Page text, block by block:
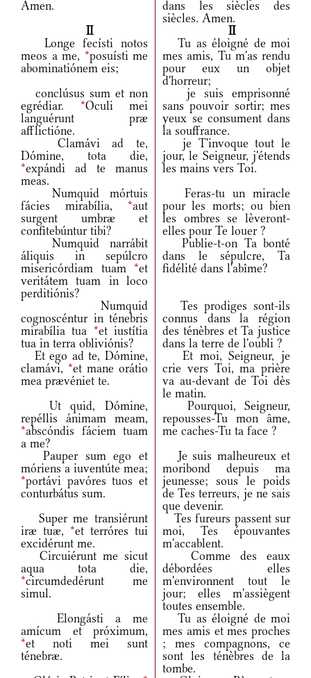
Amen.
dans les siècles des
siècles. Amen.
II
II
Longe fecísti notos
meos a me, *posuísti me
abominatiónem eis;
Tu as éloigné de moi
mes amis, Tu m'as rendu
pour eux un objet
d'horreur;
conclúsus sum et non
egrédiar. *Oculi mei
languérunt præ
afflictióne.
je suis emprisonné
sans pouvoir sortir; mes
yeux se consument dans
la souffrance.
Clamávi ad te,
Dómine, tota die,
*expándi ad te manus
meas.
je T'invoque tout le
jour, le Seigneur, j'étends
les mains vers Toi.
Numquid mórtuis
fácies mirabília, *aut
surgent umbræ et
confitebúntur tibi?
Feras-tu un miracle
pour les morts; ou bien
les ombres se lèveront-
elles pour Te louer ?
Numquid narrábit
áliquis in sepúlcro
misericórdiam tuam *et
veritátem tuam in loco
perditiónis?
Publie-t-on Ta bonté
dans le sépulcre, Ta
fidélité dans l'abîme?
Numquid
cognoscéntur in ténebris
mirabília tua *et iustítia
tua in terra obliviónis?
Tes prodiges sont-ils
connus dans la région
des ténèbres et Ta justice
dans la terre de l'oubli ?
Et ego ad te, Dómine,
clamávi, *et mane orátio
mea prævéniet te.
Et moi, Seigneur, je
crie vers Toi, ma prière
va au-devant de Toi dès
le matin.
Ut quid, Dómine,
repéllis ánimam meam,
*abscóndis fáciem tuam
a me?
Pourquoi, Seigneur,
repousses-Tu mon âme,
me caches-Tu ta face ?
Pauper sum ego et
móriens a iuventúte mea;
*portávi pavóres tuos et
conturbátus sum.
Je suis malheureux et
moribond depuis ma
jeunesse; sous le poids
de Tes terreurs, je ne sais
que devenir.
Super me transiérunt
iræ tuæ, *et terróres tui
excidérunt me.
Tes fureurs passent sur
moi, Tes épouvantes
m'accablent.
Circuiérunt me sicut
aqua tota die,
*circumdedérunt me
simul.
Comme des eaux
débordées elles
m'environnent tout le
jour; elles m'assiègent
toutes ensemble.
Elongásti a me
amícum et próximum,
*et noti mei sunt
ténebræ.
Tu as éloigné de moi
mes amis et mes proches
; mes compagnons, ce
sont les ténèbres de la
tombe.